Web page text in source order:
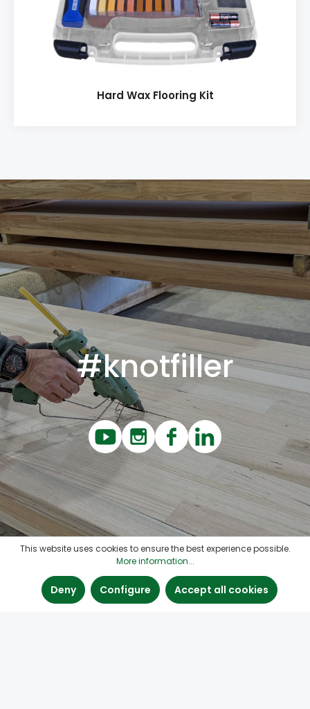
Hard Wax Flooring Kit
#knotfiller
This website uses cookies to ensure the best experience possible.
More information...
Deny Configure Accept all cookies